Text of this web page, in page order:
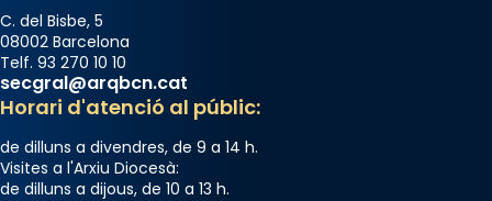
C. del Bisbe, 5
08002 Barcelona
Telf. 93 270 10 10
secgral@arqbcn.cat
Horari d'atenció al públic:
de dilluns a divendres, de 9 a 14 h.
Visites a l'Arxiu Diocesà:
de dilluns a dijous, de 10 a 13 h.